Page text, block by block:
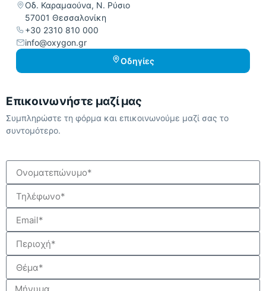
Οδ. Καραμαούνα, Ν. Ρύσιο
57001 Θεσσαλονίκη
+30 2310 810 000
info@oxygon.gr
Οδηγίες
Επικοινωνήστε μαζί μας
Συμπληρώστε τη φόρμα και επικοινωνούμε μαζί σας το
συντομότερο.